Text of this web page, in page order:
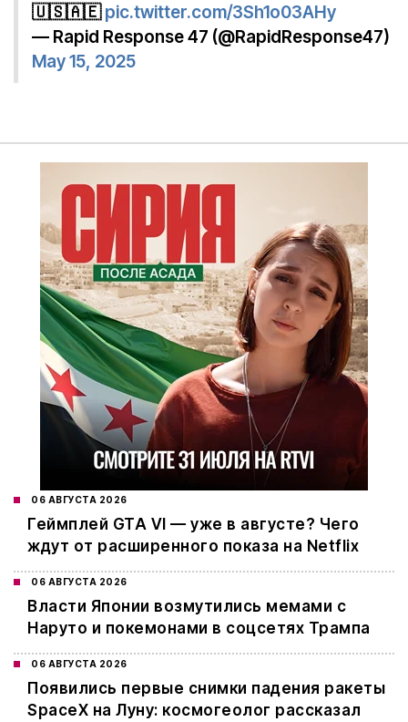
🇺🇸🇦🇪pic.twitter.com/3Sh1o03AHy
— Rapid Response 47 (@RapidResponse47)
May 15, 2025
06 АВГУСТА 2026
Геймплей GTA VI — уже в августе? Чего
ждут от расширенного показа на Netflix
06 АВГУСТА 2026
Власти Японии возмутились мемами с
Наруто и покемонами в соцсетях Трампа
06 АВГУСТА 2026
Появились первые снимки падения ракеты
SpaceX на Луну: космогеолог рассказал